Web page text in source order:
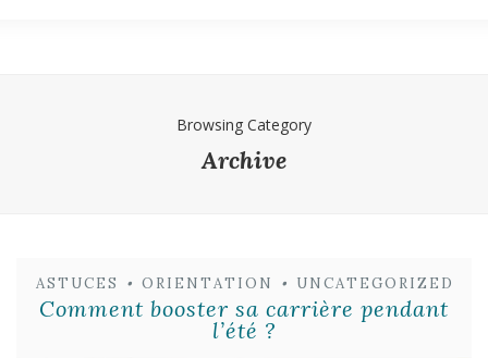
Browsing Category
Archive
ASTUCES • ORIENTATION • UNCATEGORIZED
Comment booster sa carrière pendant
l’été ?